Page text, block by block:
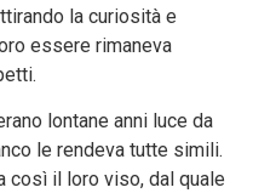
la curiosità e
essere rimaneva
lontane anni luce da
le rendeva tutte simili.
così il loro viso, dal quale